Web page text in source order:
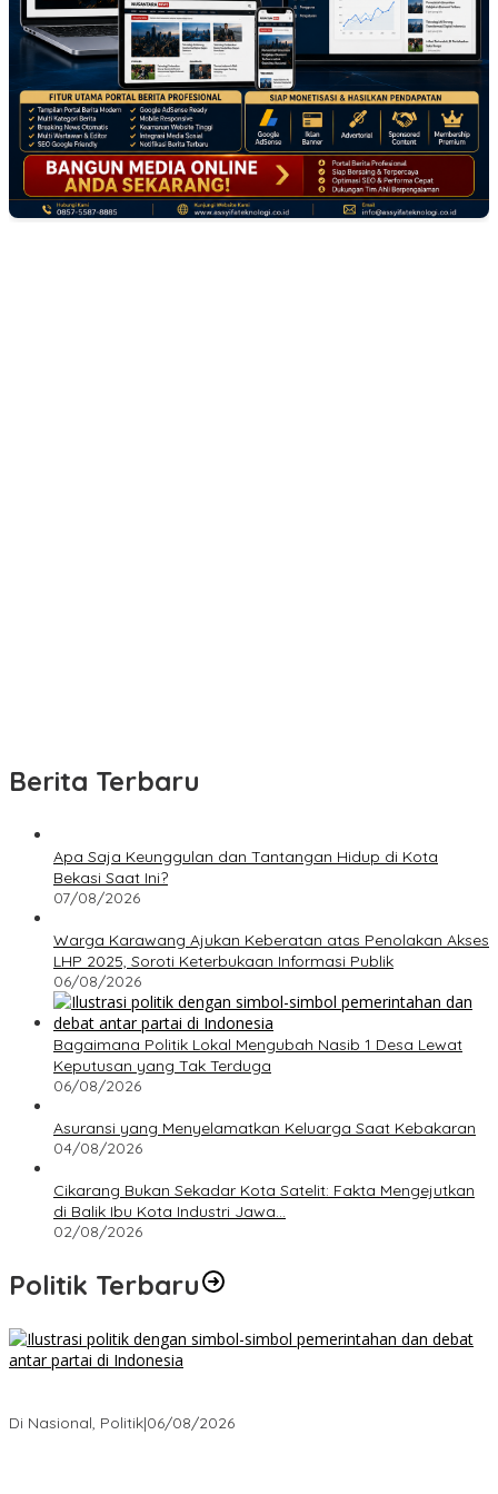
Berita Terbaru
Apa Saja Keunggulan dan Tantangan Hidup di Kota
Bekasi Saat Ini?
07/08/2026
Warga Karawang Ajukan Keberatan atas Penolakan Akses
LHP 2025, Soroti Keterbukaan Informasi Publik
06/08/2026
Bagaimana Politik Lokal Mengubah Nasib 1 Desa Lewat
Keputusan yang Tak Terduga
06/08/2026
Asuransi yang Menyelamatkan Keluarga Saat Kebakaran
04/08/2026
Cikarang Bukan Sekadar Kota Satelit: Fakta Mengejutkan
di Balik Ibu Kota Industri Jawa…
02/08/2026
Politik Terbaru
Di Nasional, Politik|06/08/2026